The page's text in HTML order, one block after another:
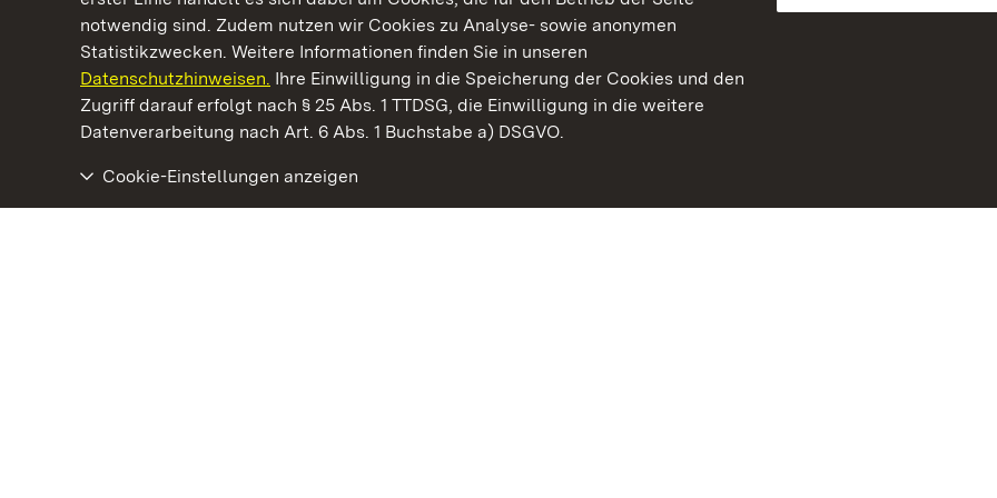
notwendig sind. Zudem nutzen wir Cookies zu Analyse- sowie anonymen
Statistikzwecken. Weitere Informationen finden Sie in unseren
Datenschutzhinweisen. Ihre Einwilligung in die Speicherung der Cookies und den
Zugriff darauf erfolgt nach § 25 Abs. 1 TTDSG, die Einwilligung in die weitere
Datenverarbeitung nach Art. 6 Abs. 1 Buchstabe a) DSGVO.
Cookie-Einstellungen anzeigen
Kommen. Staunen. Genießen.